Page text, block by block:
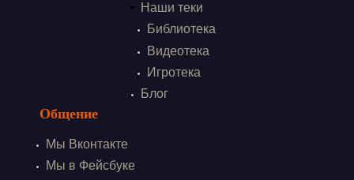
Наши теки
Библиотека
Видеотека
Игротека
Блог
Общение
Мы Вконтакте
Мы в Фейсбуке